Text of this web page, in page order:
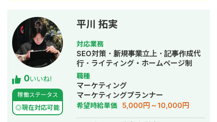
TwitterでECやCRMのノウハウを提
供。 YouTube
https://youtube.com/@EC-qs6nf?
si=oZfUWBgFcRNPOu5H Twitter
@ICHILUCOM DMW九州会員。 【略
歴】 ・総合通販会社(年商200億)でセ
ールスライターとしてラジオショッピ
ングなどの脚本を700本以上作成。 ・
大手印刷会社で単品通販のディレクタ
ーとして主に西日本のクライアント様
の実務経験を積む。 ・WEB主体の製薬
0いいね!
稼働ステータス
◎現在対応可能
平川 拓実
対応業務
SEO対策・新規事業立上・記事作成代
行・ライティング・ホームページ制
作・作成・オウンドメディア制作・構
築・運用代行
職種
マーケティング
マーケティングプランナー
希望時給単価 5,000円～10,000円